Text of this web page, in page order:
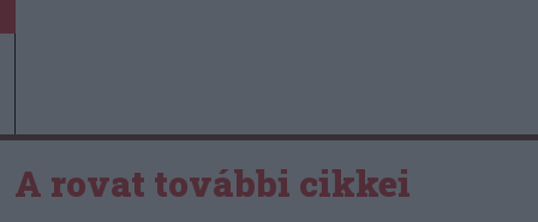
A rovat további cikkei